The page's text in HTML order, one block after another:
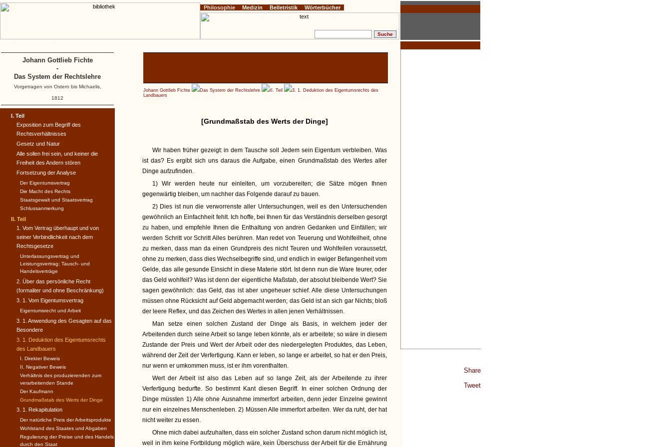
Share
Tweet
Johann Gottlieb Fichte Das System der Rechtslehre II. Teil
3. 1. Deduktion des Eigentumsrechts des
Landbauers
[Grundmaßstab des Werts der Dinge]
Wir haben früher gezeigt: in dem Tausche soll Jedem sein Eigentum verbleiben. Was
ist das? Es ergibt sich uns daraus die Aufgabe, einen Grundmaßstab des Wertes aller
Dinge aufzufinden.
1) Wir werden heute nur einleiten, um vorzubereiten; die Sätze mögen Ihnen
gegenwärtig bleiben, um nachher das Folgende darauf zu bauen.
2) Dies ist nun die verworrenste aller Untersuchungen, weil es den Untersuchenden
gewöhnlich an Einfachheit fehlt. Ich hoffe, bei Ihnen für das Verständnis derselben gesorgt
zu haben, und empfehle Ihnen die Enthaltung von andren Gedanken und Einfällen; wir
werden Schritt vor Schritt Alles berühren. Man redet von Teuerung und Wohlfeilheit, ohne
zu merken, dass man da einen Grundpreis des nicht Teuren und Wohlfeilen voraussetzt,
ohne zu merken, dass dies Wechselbegriffe sind, und endlich in ewiger Befangenheit vom
Gelde, das alle gesunde Einsicht in diese Materie stört. Ist denn nun die Ware teurer, oder
das Geld wohlfeil? Was ist denn der eigentliche Maßstab, der absolut bleibende Wert? Sie
sagen gewöhnlich: das Geld, das ist aber ungeheuer schief. Alle diese Untersuchungen
müssen ohne Rücksicht auf Geld abgemacht werden; das Geld ist an sich gar Nichts; bloß
der leere Reflex, und das Zeichen des Wertes in allen jenen Verhältnissen.
Man setze einen solchen Zustand der Dinge als Basis, in welchem jeder der
Arbeitenden durch seine Arbeit so lange leben könnte, als er arbeitete; so wäre in diesem
Zustande der Preis und Wert der Arbeit oder des niedergelegten Produktes, das Leben,
während der Zeit der Verfertigung. Kann er leben, so lange er arbeitet, so hat er den Preis,
nur wenn er umkommen muss, ist er ihm vorenthalten.
Wert der Arbeit ist also das Leben auf so lange Zeit, als der Arbeitende zu ihrer
Verfertigung bedurfte. So bestimmt Kant diesen Begriff. In einer solchen Ordnung der
Dinge müssten 1) Alle ohne Ausnahme immerfort arbeiten, denn jeder Einzelne gewinnt
nur ein einzelnes Menschenleben. 2) Müssen Alle immerfort arbeiten. Wer da ruht, der hat
nicht weiter zu essen.
Ohne mich dabei aufzuhalten, dass ein solcher Zustand schon darum nicht möglich ist,
weil in ihm keine Fortbildung möglich wäre, kein Überschuss der Arbeit für die Ernährung
I. Teil
Exposition zum Begriff des
Rechtsverhältnisses
Gesetz und Natur
Alle sollen frei sein, und keiner die
Freiheit des Andern stören
Fortsetzung der Analyse
Der Eigentumsvertrag
Die Macht des Rechts
Staatsgewalt und Staatsvertrag
Schlussanmerkung
II. Teil
1. Vom Vertrag überhaupt und von
seiner Verbindlichkeit nach dem
Rechtsgesetze
Unterlassungsvertrag und
Leistungsvertrag; Tausch- und
Handelsverträge
2. Über das persönliche Recht
(formaliter und ohne Beschränkung)
3. 1. Vom Eigentumsvertrag
Eigentumsrecht und Arbeit
3. 1. Anwendung des Gesagten auf das
Besondere
3. 1. Deduktion des Eigentumsrechts
des Landbauers
I. Direkter Beweis
II. Negativer Beweis
Verhältnis des produzierenden zum
verarbeitenden Stande
Der Kaufmann
Grundmaßstab des Werts der Dinge
3. 1. Rekapitulation
Der natürliche Preis der Arbeitsprodukte
Wohlstand des Staates und Abgaben
Regulierung der Preise und des Handels
durch den Staat
Philosophie Medizin Belletristik Wörterbücher
Johann Gottlieb Fichte
-
Das System der Rechtslehre
Vorgetragen von Ostern bis Michaelis,
1812